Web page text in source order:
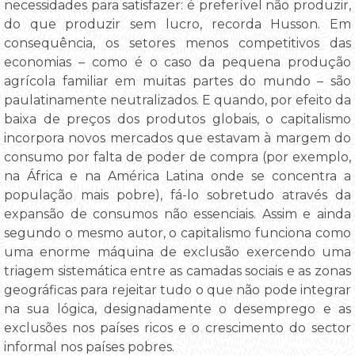
necessidades para satisfazer: é preferível não produzir,
do que produzir sem lucro, recorda Husson. Em
consequência, os setores menos competitivos das
economias – como é o caso da pequena produção
agrícola familiar em muitas partes do mundo – são
paulatinamente neutralizados. E quando, por efeito da
baixa de preços dos produtos globais, o capitalismo
incorpora novos mercados que estavam à margem do
consumo por falta de poder de compra (por exemplo,
na África e na América Latina onde se concentra a
população mais pobre), fá-lo sobretudo através da
expansão de consumos não essenciais. Assim e ainda
segundo o mesmo autor, o capitalismo funciona como
uma enorme máquina de exclusão exercendo uma
triagem sistemática entre as camadas sociais e as zonas
geográficas para rejeitar tudo o que não pode integrar
na sua lógica, designadamente o desemprego e as
exclusões nos países ricos e o crescimento do sector
informal nos países pobres.